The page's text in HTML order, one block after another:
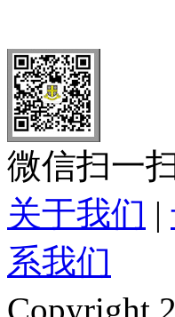
微信扫一
关于我们 |
系我们